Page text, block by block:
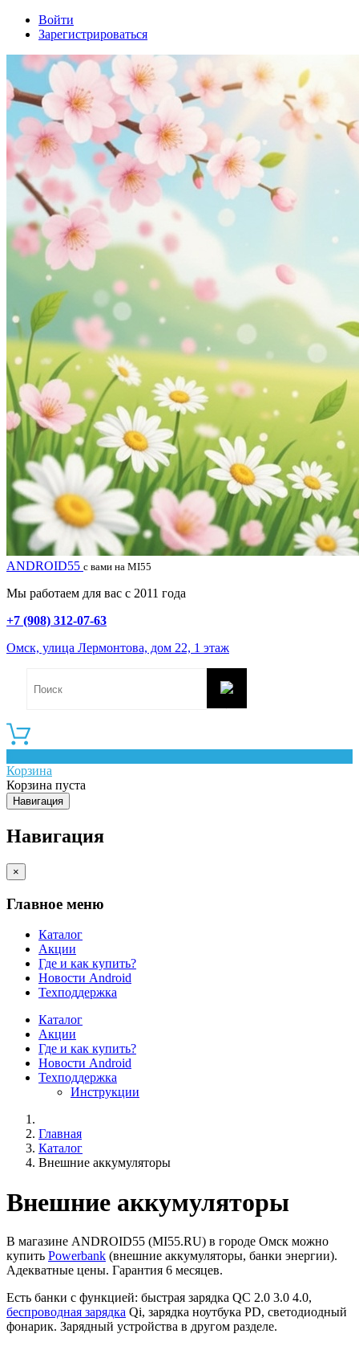
Войти
Зарегистрироваться
ANDROID55 с вами на MI55
Мы работаем для вас с 2011 года
+7 (908) 312-07-63
Омск, улица Лермонтова, дом 22, 1 этаж
Корзина
Корзина пуста
Навигация
Навигация
×
Главное меню
Каталог
Акции
Где и как купить?
Новости Android
Техподдержка
Каталог
Акции
Где и как купить?
Новости Android
Техподдержка
Инструкции
Главная
Каталог
Внешние аккумуляторы
Внешние аккумуляторы
В магазине ANDROID55 (MI55.RU) в городе Омск можно
купить Powerbank (внешние аккумуляторы, банки энергии).
Адекватные цены. Гарантия 6 месяцев.
Есть банки с функцией: быстрая зарядка QC 2.0 3.0 4.0,
беспроводная зарядка Qi, зарядка ноутбука PD, светодиодный
фонарик. Зарядный устройства в другом разделе.